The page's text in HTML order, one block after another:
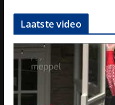
Laatste video